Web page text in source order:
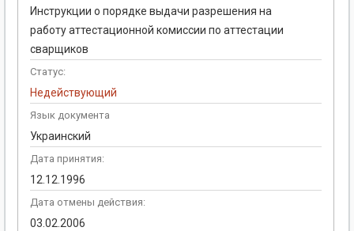
Инструкции о порядке выдачи разрешения на
работу аттестационной комиссии по аттестации
сварщиков
Статус:
Недействующий
Язык документа
Украинский
Дата принятия:
12.12.1996
Дата отмены действия:
03.02.2006